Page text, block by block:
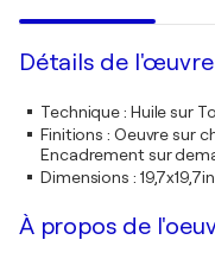
Détails de l'œuvre
Technique: Huile sur
Finitions : Oeuvre sur
Encadrement sur
Dimensions : 19,7x19,7in
À propos de